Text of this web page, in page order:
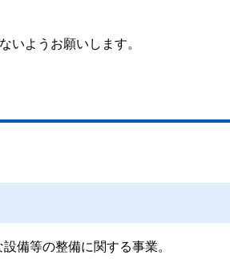
いようお願いします。
備等の整備に関する事業。